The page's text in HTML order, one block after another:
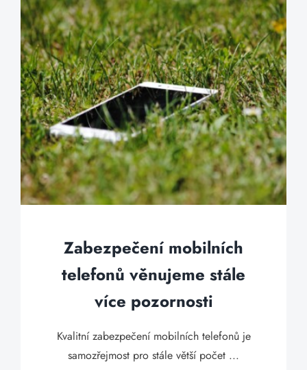
Zabezpečení mobilních
telefonů věnujeme stále
více pozornosti
Kvalitní zabezpečení mobilních telefonů je
samozřejmost pro stále větší počet ...